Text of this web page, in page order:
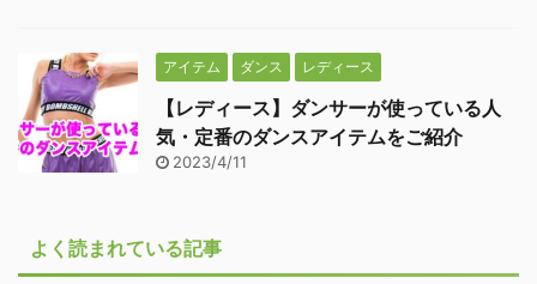
アイテム ダンス レディース
【レディース】ダンサーが使っている人
気・定番のダンスアイテムをご紹介
2023/4/11
よく読まれている記事